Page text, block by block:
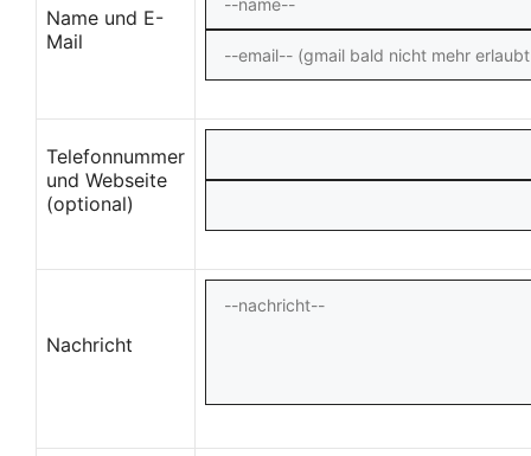
Name und E-
Mail
Telefonnummer
und Webseite
(optional)
Nachricht